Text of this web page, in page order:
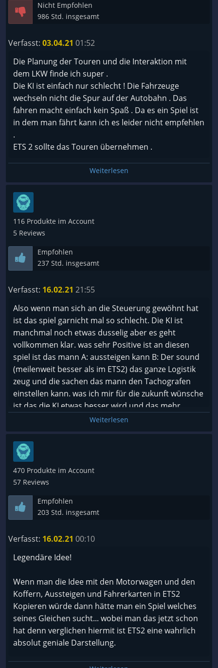
Nicht Empfohlen
986 Std. insgesamt
Verfasst: 03.04.21 01:52
Die Planung der Touren und die Interaktion mit
dem LKW finde ich super .
Die KI ist einfach nur schlecht ! Die Fahrzeuge
wechseln nicht die Spur auf der Autobahn . Das
fahren macht einfach kein Spaß . Da es ein Spiel ist
in dem man fährt kann ich es leider nicht empfehlen
.
ETS 2 sollte das Touren übernehmen .
Weiterlesen
116 Produkte im Account
5 Reviews
Empfohlen
237 Std. insgesamt
Verfasst: 16.02.21 21:55
Also wenn man sich an die Steuerung gewöhnt hat
ist das spiel garnicht mal so schlecht. Die KI ist
manchmal noch etwas dusselig aber es geht
vollkommen klar. was sehr Positive ist an diesen
spiel ist das mann A: aussteigen kann B: Der sound
(meilenweit besser als im ETS2) das ganze Logistik
zeug und die sachen das mann den Tachografen
einstellen kann. was ich mir für die zukunft wünsche
ist das die KI etwas besser wird und das mehr
Fahrzeuge/Modelle ins Spiel komme gerne auch
ältere Modelle wie z.b MAN Tga, Mercedes Sk usw...
was ETS ja nicht in die reihe bekommt. All in One ein
sehr solides spiel
Weiterlesen
470 Produkte im Account
57 Reviews
Empfohlen
203 Std. insgesamt
Verfasst: 16.02.21 00:10
Legendäre Idee!
Wenn man die Idee mit den Motorwagen und den
Koffern, Aussteigen und Fahrerkarten in ETS2
Kopieren würde dann hätte man ein Spiel welches
seines Gleichen sucht... wobei man das jetzt schon
hat denn verglichen hiermit ist ETS2 eine wahrlich
absolut geniale Darstellung.